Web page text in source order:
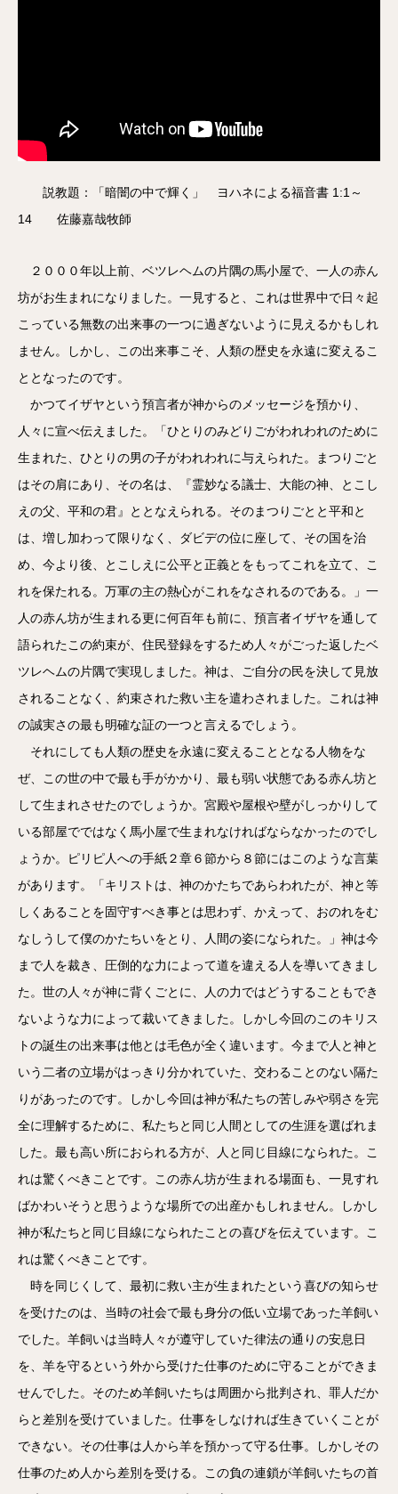
説教題：「暗闇の中で輝く」 ヨハネによる福音書 1:1～
14 佐藤嘉哉牧師
２０００年以上前、ベツレヘムの片隅の馬小屋で、一人の赤ん
坊がお生まれになりました。一見すると、これは世界中で日々起
こっている無数の出来事の一つに過ぎないように見えるかもしれ
ません。しかし、この出来事こそ、人類の歴史を永遠に変えるこ
ととなったのです。
かつてイザヤという預言者が神からのメッセージを預かり、
人々に宣べ伝えました。「ひとりのみどりごがわれわれのために
生まれた、ひとりの男の子がわれわれに与えられた。まつりごと
はその肩にあり、その名は、『霊妙なる議士、大能の神、とこし
えの父、平和の君』ととなえられる。そのまつりごとと平和と
は、増し加わって限りなく、ダビデの位に座して、その国を治
め、今より後、とこしえに公平と正義とをもってこれを立て、こ
れを保たれる。万軍の主の熱心がこれをなされるのである。」一
人の赤ん坊が生まれる更に何百年も前に、預言者イザヤを通して
語られたこの約束が、住民登録をするため人々がごった返したベ
ツレヘムの片隅で実現しました。神は、ご自分の民を決して見放
されることなく、約束された救い主を遣わされました。これは神
の誠実さの最も明確な証の一つと言えるでしょう。
それにしても人類の歴史を永遠に変えることとなる人物をな
ぜ、この世の中で最も手がかかり、最も弱い状態である赤ん坊と
して生まれさせたのでしょうか。宮殿や屋根や壁がしっかりして
いる部屋でではなく馬小屋で生まれなければならなかったのでし
ょうか。ピリピ人への手紙２章６節から８節にはこのような言葉
があります。「キリストは、神のかたちであらわれたが、神と等
しくあることを固守すべき事とは思わず、かえって、おのれをむ
なしうして僕のかたちいをとり、人間の姿になられた。」神は今
まで人を裁き、圧倒的な力によって道を違える人を導いてきまし
た。世の人々が神に背くごとに、人の力ではどうすることもでき
ないような力によって裁いてきました。しかし今回のこのキリス
トの誕生の出来事は他とは毛色が全く違います。今まで人と神と
いう二者の立場がはっきり分かれていた、交わることのない隔た
りがあったのです。しかし今回は神が私たちの苦しみや弱さを完
全に理解するために、私たちと同じ人間としての生涯を選ばれま
した。最も高い所におられる方が、人と同じ目線になられた。こ
れは驚くべきことです。この赤ん坊が生まれる場面も、一見すれ
ばかわいそうと思うような場所での出産かもしれません。しかし
神が私たちと同じ目線になられたことの喜びを伝えています。こ
れは驚くべきことです。
時を同じくして、最初に救い主が生まれたという喜びの知らせ
を受けたのは、当時の社会で最も身分の低い立場であった羊飼い
でした。羊飼いは当時人々が遵守していた律法の通りの安息日
を、羊を守るという外から受けた仕事のために守ることができま
せんでした。そのため羊飼いたちは周囲から批判され、罪人だか
らと差別を受けていました。仕事をしなければ生きていくことが
できない。その仕事は人から羊を預かって守る仕事。しかしその
仕事のため人から差別を受ける。この負の連鎖が羊飼いたちの首